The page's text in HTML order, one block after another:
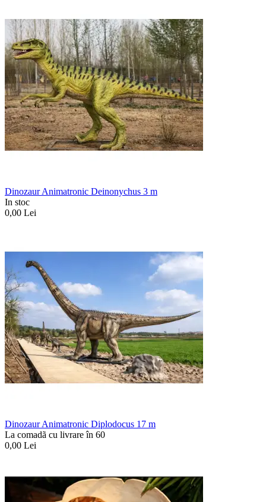
Dinozaur Animatronic Deinonychus 3 m
In stoc
0,00 Lei
Dinozaur Animatronic Diplodocus 17 m
La comadã cu livrare în 60
0,00 Lei